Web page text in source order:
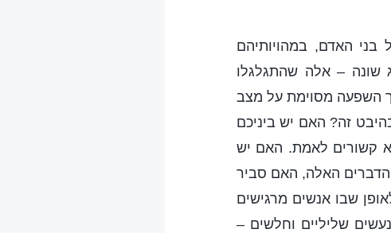
בני האדם, במהויותיהם
שונה – אלה שהתגלגלו
השפעה מסוימת על מצב
זה? האם יש ביניכם
קשורים לאמת. האם יש
האלה, האם סביר
שבו אנשים מרגישים
שליליים וחלשים –